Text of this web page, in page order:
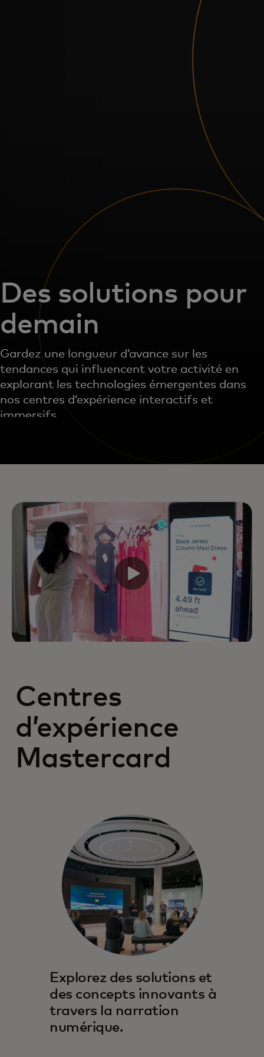
Des solutions pour
demain
Gardez une longueur d’avance sur les
tendances qui influencent votre activité en
explorant les technologies émergentes dans
nos centres d’expérience interactifs et
immersifs.
Centres
d’expérience
Mastercard
Explorez des solutions et
des concepts innovants à
travers la narration
numérique.